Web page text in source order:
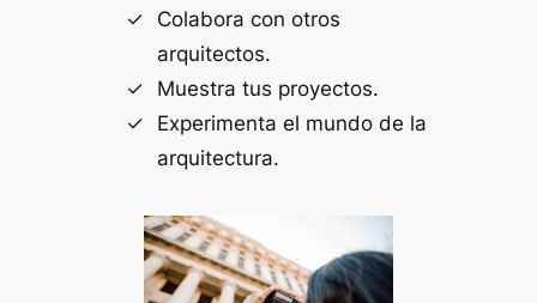
Colabora con otros
arquitectos.
Muestra tus proyectos.
Experimenta el mundo de la
arquitectura.